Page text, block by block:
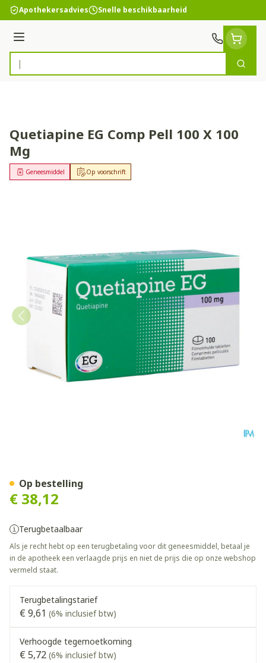
Ga naar de inhoud
Apothekersadvies Snelle beschikbaarheid
Menu
Product, merk, categorie...
Zoek
Quetiapine EG Comp Pell 100 X 100
Mg
Op voorschrift
Geneesmiddel
€ 38,12
Terugbetaalbaar
Als je recht hebt op een terugbetaling voor dit geneesmiddel, betaal je
in de apotheek een verlaagde prijs en niet de prijs die op onze webshop
vermeld staat.
Terugbetalingstarief
€ 9,61 (6% inclusief btw)
Verhoogde tegemoetkoming
€ 5,72 (6% inclusief btw)
Op bestelling